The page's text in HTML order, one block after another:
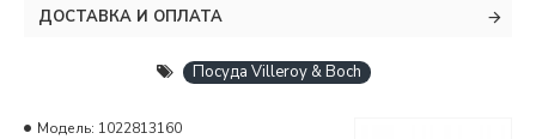
ДОСТАВКА И ОПЛАТА
Посуда Villeroy & Boch
Модель: 1022813160